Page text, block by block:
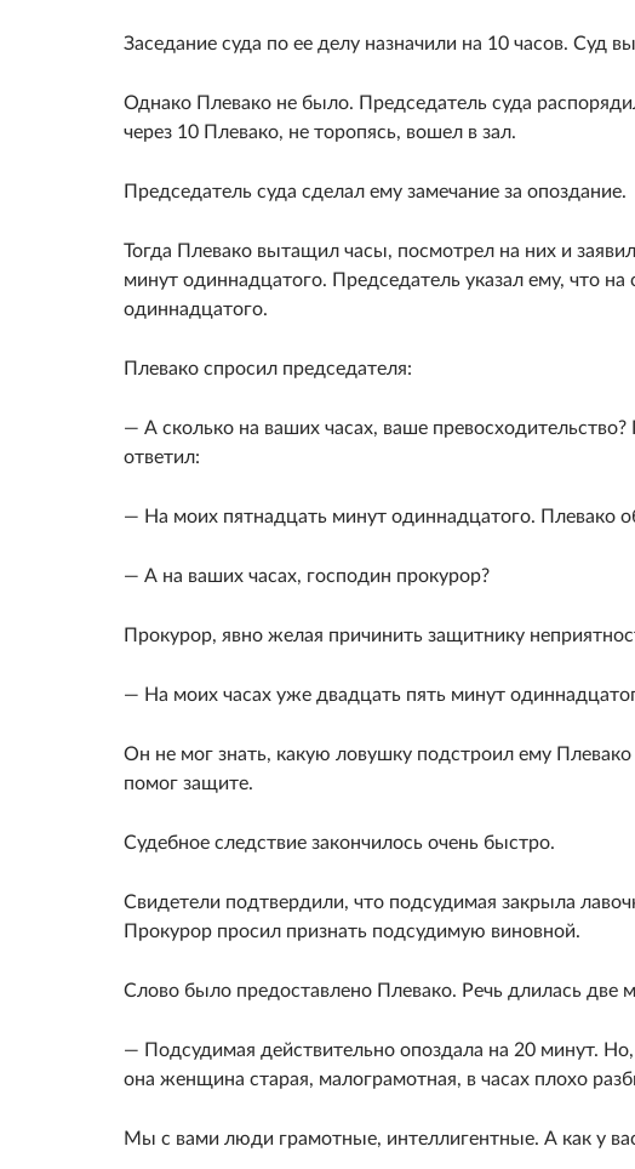
Заседание суда по ее делу назначили на 10 часов. Суд
Однако Плевако не было. Председатель суда
через 10 Плевако, не торопясь, вошел в зал.
Председатель суда сделал ему замечание за опоздание.
Тогда Плевако вытащил часы, посмотрел на них и
минут одиннадцатого. Председатель указал ему, что
одиннадцатого.
Плевако спросил председателя:
— А сколько на ваших часах, ваше
ответил:
— На моих пятнадцать минут одиннадцатого. Плевако
— А на ваших часах, господин прокурор?
Прокурор, явно желая причинить защитнику
— На моих часах уже двадцать пять минут
Он не мог знать, какую ловушку подстроил ему Плевако
помог защите.
Судебное следствие закончилось очень быстро.
Свидетели подтвердили, что подсудимая закрыла
Прокурор просил признать подсудимую виновной.
Слово было предоставлено Плевако. Речь длилась две
— Подсудимая действительно опоздала на 20 минут.
она женщина старая, малограмотная, в часах плохо
Мы с вами люди грамотные, интеллигентные. А как у